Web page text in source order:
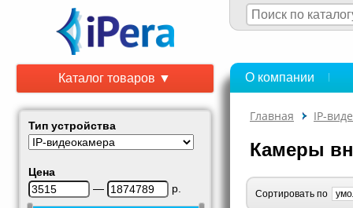
Каталог товаров ▼
Тип устройства
Цена
—
р.
О компании
Главная IP-
Камеры
Сортировать по